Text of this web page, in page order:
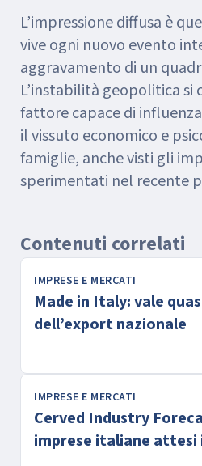
L’impressione diffusa è
vive ogni nuovo evento
aggravamento di un
L’instabilità geopolitica si
fattore capace di
il vissuto economico e
famiglie, anche visti gli
sperimentati nel recente
Contenuti correlati
IMPRESE E MERCATI
Made in Italy: vale
dell’export nazionale
IMPRESE E MERCATI
Cerved Industry
imprese italiane attesi